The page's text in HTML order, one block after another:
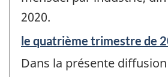
2020.
Période
référence
le quatrième trimestre de
Dans la présente